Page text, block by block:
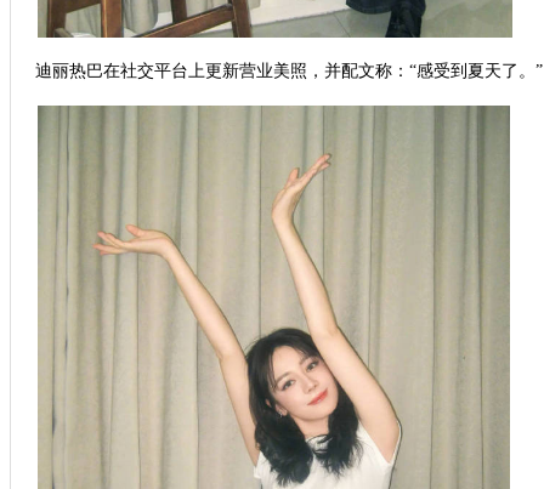
迪丽热巴在社交平台上更新营业美照，并配文称：“感受到夏天了。”